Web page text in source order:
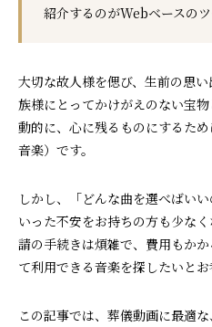
紹介するのがWebベースのツ
大切な故人様を偲び、生前の思
族様にとってかけがえのない宝
動的に、心に残るものにするた
音楽）です。
しかし、「どんな曲を選べばい
いった不安をお持ちの方も少な
請の手続きは煩雑で、費用もか
て利用できる音楽を探したいとお
この記事では、葬儀動画に最適